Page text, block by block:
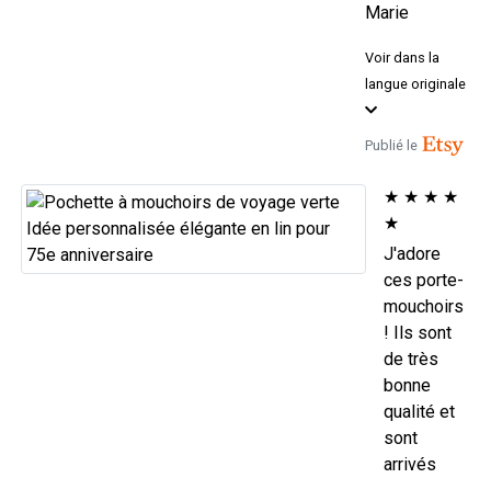
Marie
Voir dans la
langue originale
Publié le
★ ★ ★ ★
★
J'adore
ces porte-
mouchoirs
! Ils sont
de très
bonne
qualité et
sont
arrivés